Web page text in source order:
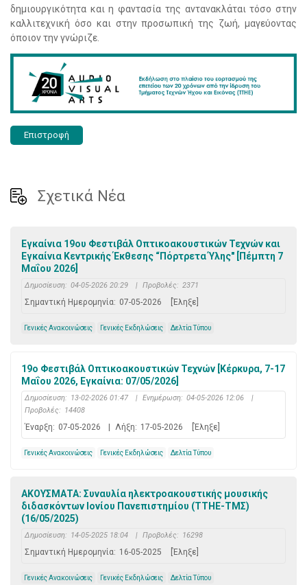
δημιουργικότητα και η φαντασία της αντανακλάται τόσο στην
καλλιτεχνική όσο και στην προσωπική της ζωή, μαγεύοντας
όποιον την γνώριζε.
Επιστροφή
Σχετικά Νέα
Εγκαίνια 19ου Φεστιβάλ Οπτικοακουστικών Τεχνών και
Εγκαίνια Κεντρικής Έκθεσης “Πόρτρετα Ύλης" [Πέμπτη 7
Μαΐου 2026]
Δημοσίευση: 04-05-2026 20:29 | Προβολές: 2371
Σημαντική Ημερομηνία: 07-05-2026 [Έληξε]
Γενικές Ανακοινώσεις Γενικές Εκδηλώσεις Δελτία Τύπου
19ο Φεστιβάλ Οπτικοακουστικών Τεχνών [Κέρκυρα, 7-17
Μαΐου 2026, Εγκαίνια: 07/05/2026]
Δημοσίευση: 13-02-2026 01:47 | Ενημέρωση: 04-05-2026 12:06
|
Προβολές: 14408
Έναρξη: 07-05-2026 Λήξη: 17-05-2026 [Έληξε]
Γενικές Ανακοινώσεις Γενικές Εκδηλώσεις Δελτία Τύπου
ΑΚΟΥΣΜΑΤΑ: Συναυλία ηλεκτροακουστικής μουσικής
διδασκόντων Ιονίου Πανεπιστημίου (ΤΤΗΕ-ΤΜΣ)
(16/05/2025)
Δημοσίευση: 14-05-2025 18:04 | Προβολές: 16298
Σημαντική Ημερομηνία: 16-05-2025 [Έληξε]
Γενικές Ανακοινώσεις Γενικές Εκδηλώσεις Δελτία Τύπου